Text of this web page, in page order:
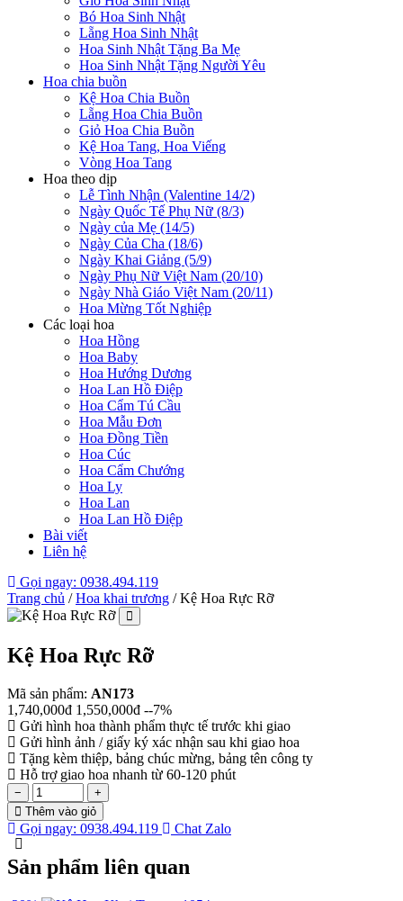
Bó Hoa Sinh Nhật
Lẵng Hoa Sinh Nhật
Hoa Sinh Nhật Tặng Ba Mẹ
Hoa Sinh Nhật Tặng Người Yêu
Hoa chia buồn
Kệ Hoa Chia Buồn
Lẵng Hoa Chia Buồn
Giỏ Hoa Chia Buồn
Kệ Hoa Tang, Hoa Viếng
Vòng Hoa Tang
Hoa theo dịp
Lễ Tình Nhận (Valentine 14/2)
Ngày Quốc Tế Phụ Nữ (8/3)
Ngày của Mẹ (14/5)
Ngày Của Cha (18/6)
Ngày Khai Giảng (5/9)
Ngày Phụ Nữ Việt Nam (20/10)
Ngày Nhà Giáo Việt Nam (20/11)
Hoa Mừng Tốt Nghiệp
Các loại hoa
Hoa Hồng
Hoa Baby
Hoa Hướng Dương
Hoa Lan Hồ Điệp
Hoa Cẩm Tú Cầu
Hoa Mẫu Đơn
Hoa Đồng Tiền
Hoa Cúc
Hoa Cẩm Chướng
Hoa Ly
Hoa Lan
Hoa Lan Hồ Điệp
Bài viết
Liên hệ
Gọi ngay: 0938.494.119
Trang chủ / Hoa khai trương / Kệ Hoa Rực Rỡ
Kệ Hoa Rực Rỡ
Mã sản phẩm: AN173
1,740,000đ 1,550,000đ --7%
Gửi hình hoa thành phẩm thực tế trước khi giao
Gửi hình ảnh / giấy ký xác nhận sau khi giao hoa
Tặng kèm thiệp, bảng chúc mừng, bảng tên công ty
Hỗ trợ giao hoa nhanh từ 60-120 phút
−
+
Thêm vào giỏ
Gọi ngay: 0938.494.119 Chat Zalo
Sản phẩm liên quan